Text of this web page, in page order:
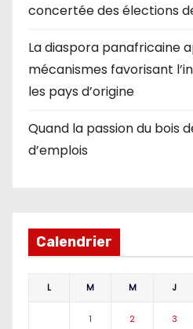
concertée des élections
La diaspora panafricaine
mécanismes favorisant
les pays d’origine
Quand la passion du bois
d’emplois
Calendrier
L M M J
1 2 3